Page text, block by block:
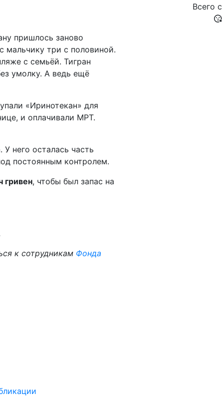
пришлось заново
мальчику три с половиной.
с семьёй. Тигран
умолку. А ведь ещё
«Иринотекан» для
и оплачивали МРТ.
него осталась часть
постоянным контролем.
гривен, чтобы был запас на
к сотрудникам Фонда
Всего с